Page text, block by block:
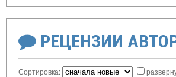
РЕЦЕНЗИИ
Сортировка: